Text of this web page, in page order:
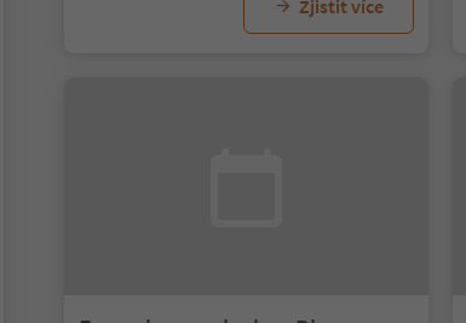
Zjistit více